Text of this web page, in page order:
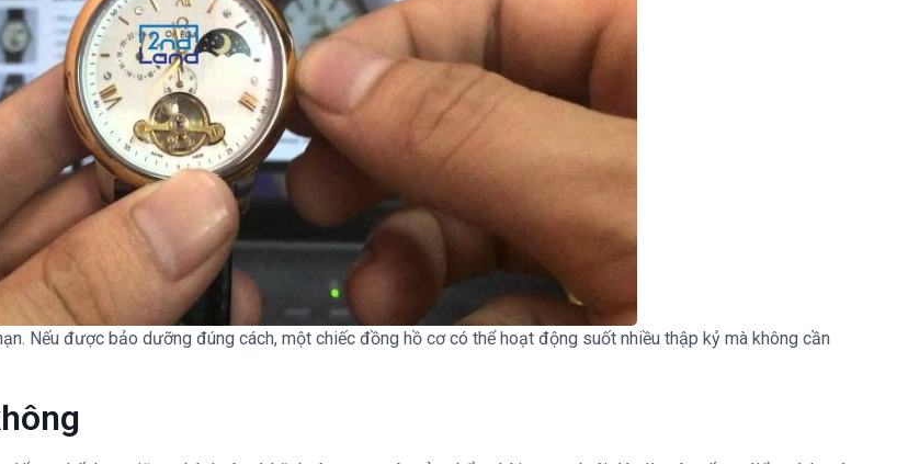
Nếu được bảo dưỡng đúng cách, một chiếc đồng hồ cơ có thể hoạt động suốt nhiều thập kỷ mà không cần